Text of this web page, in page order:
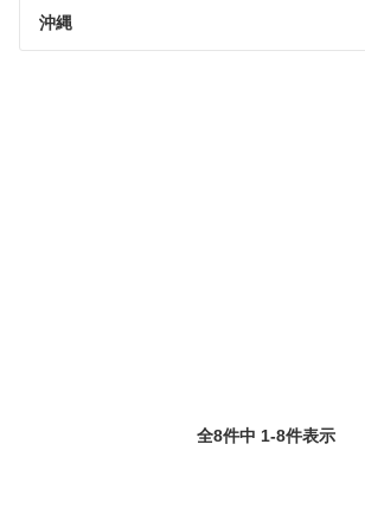
沖縄
全8件中 1-8件表示